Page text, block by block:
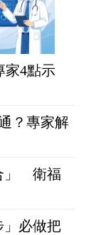
家4點示
？專家解
」 衛福
」必做把